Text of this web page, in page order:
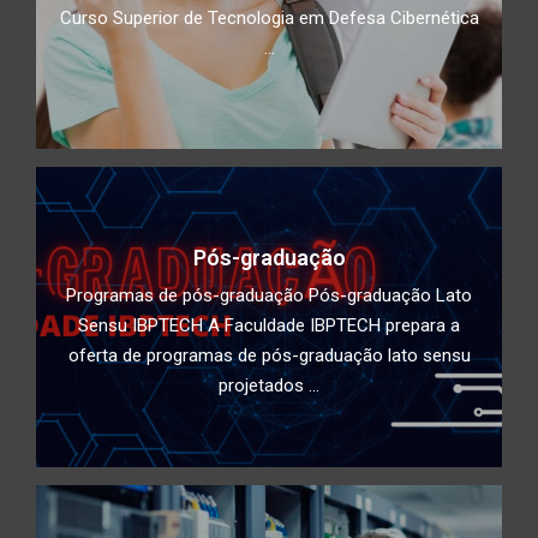
Impacto do Acesso Desigual à
Tecnologia na Educação: Como
superar a divisão digital e garantir
Conscientização de utilização de
duplo fator de autenticidade
Deepfake: Tecnologia, ética e
segurança cibernética
Estudantes da Faculdade IBPTECH
desenvolvem site dedicado à
Curso Superior de Tecnologia em Defesa Cibernética
...
Pós-graduação
Programas de pós-graduação Pós-graduação Lato
Sensu IBPTECH A Faculdade IBPTECH prepara a
oferta de programas de pós-graduação lato sensu
projetados ...